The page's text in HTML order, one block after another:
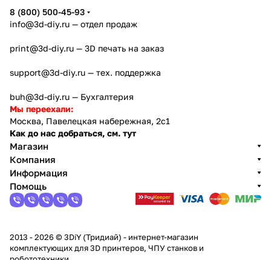
8 (800) 500-45-93
info@3d-diy.ru — отдел продаж
print@3d-diy.ru — 3D печать на заказ
support@3d-diy.ru — тех. поддержка
buh@3d-diy.ru — Бухгалтерия
Мы переехали:
Москва, Павелецкая набережная, 2с1
Как до нас добраться, см. тут
Магазин
Компания
Информация
Помощь
2013 - 2026 © 3DiY (Тридиай) - интернет-магазин
комплектующих для 3D принтеров, ЧПУ станков и